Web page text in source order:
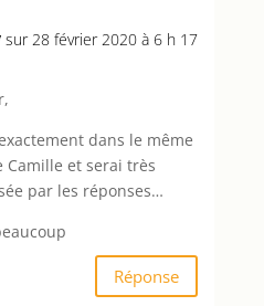
sur 28 février 2020 à 6 h 17
dans le même
Camille et serai très
par les réponses…
Réponse